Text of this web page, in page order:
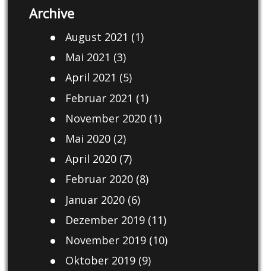
Archive
August 2021 (1)
Mai 2021 (3)
April 2021 (5)
Februar 2021 (1)
November 2020(1)
Mai 2020(2)
April 2020(7)
Februar 2020(8)
Januar 2020(6)
Dezember 2019(11)
November 2019(10)
Oktober 2019(9)